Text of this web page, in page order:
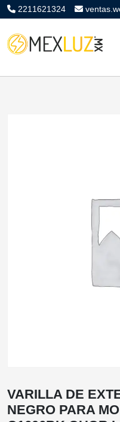
2211621324
VARILLA DE
NEGRO PARA